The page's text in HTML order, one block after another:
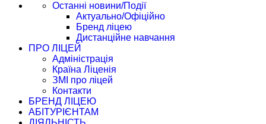
Останні новини/Події
Актуально/Офіційно
Бренд ліцею
Дистанційне навчання
ПРО ЛІЦЕЙ
Адміністрація
Країна Ліценія
ЗМІ про ліцей
Контакти
БРЕНД ЛІЦЕЮ
АБІТУРІЄНТАМ